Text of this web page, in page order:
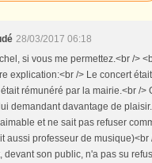
28/03/2017 06:18
si vous me permettez.<br />
explication:<br /> Le concert
rémunéré par la mairie.<br /
demandant davantage de
et ne sait pas refuser
aussi professeur de
devant son public, n'a pas su